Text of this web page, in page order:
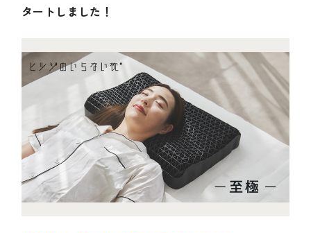
タートしました！